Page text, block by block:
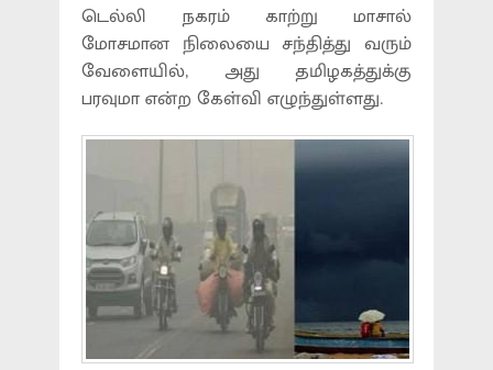
டெல்லி நகரம் காற்று மாசால்
மோசமான நிலையை சந்தித்து வரும்
வேளையில், அது தமிழகத்துக்கு
பரவுமா என்ற கேள்வி எழுந்துள்ளது.